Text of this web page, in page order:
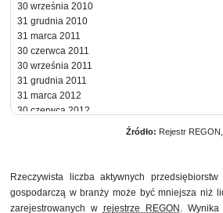
30 września 2010
31 grudnia 2010
31 marca 2011
30 czerwca 2011
30 września 2011
31 grudnia 2011
31 marca 2012
30 czerwca 2012
30 września 2013
31 grudnia 2013
Źródło: Rejestr REGON,
Rzeczywista liczba aktywnych przedsiębiorstw
gospodarczą w branży może być mniejsza niż
zarejestrowanych w rejestrze REGON .